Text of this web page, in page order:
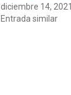
diciembre 14, 2021
Entrada similar